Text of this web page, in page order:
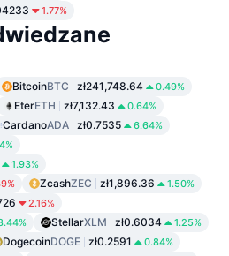
1.77%
BitcoinBTC zł241,748.64 0.49%
EterETH zł7,132.43 0.64%
CardanoADA zł0.7535 6.64%
1.93%
ZcashZEC zł1,896.36 1.50%
2.16%
StellarXLM zł0.6034 1.25%
DogecoinDOGE zł0.2591 0.84%